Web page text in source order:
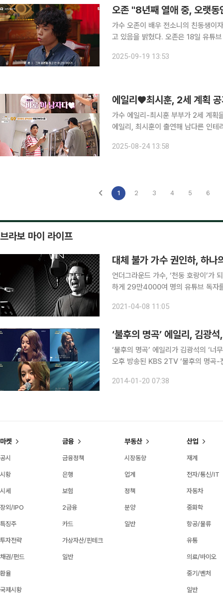
오존 "8년째 열애 중, 오랫동
가수 오존이 배우 전소니의 친동생
고 있음을 밝혔다. 오존은 18일 유튜브 채널 ‘사피엔스 스튜디오’에서 “지금은 동거한 지도 오래돼
2025-09-19 13:53
에일리♥최시훈, 2세 계획
가수 에일리-최시훈 부부가 2세 계획을 알렸다. 23일 방송된 MBN ‘가보자
에일리, 최시훈이 출연해 남다른 인테리어의 신혼집을
2025-08-24 13:58
1 2 3 4 5 6
브라보 마이 라이프
대체 불가 가수 권인하, 하나
언더그라운드 가수, ‘천둥 호랑이’가
하게 29만4000여 명의 유튜브 독자
되었을까? 천둥 호랑이가 말하는 음
2021-04-08 11:05
‘불후의 명곡’ 에일리, 김광
‘불후의 명곡’ 에일리가 김광석의 ‘너무 아
오후 방송된 KBS 2TV ‘불후의 명곡-전설을
보였다. 에일리는 본격적인 무대에
2014-01-20 07:38
마켓
공시
시황
시세
장외/IPO
특징주
투자전략
채권/펀드
환율
국제시황
금융
금융정책
은행
보험
2금융
카드
가상자산/핀테크
일반
부동산
시장동향
업계
정책
분양
일반
산업
재계
전자/통신/IT
자동차
중화학
항공/물류
유통
의료/바이오
중기/벤처
일반